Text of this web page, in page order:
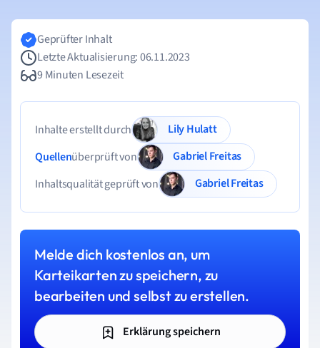
Geprüfter Inhalt
Letzte Aktualisierung: 06.11.2023
9 Minuten Lesezeit
Inhalte erstellt durch
Lily Hulatt
Quellenüberprüft von
Gabriel Freitas
Inhaltsqualität geprüft von
Gabriel Freitas
Melde dich kostenlos an, um
Karteikarten zu speichern, zu
bearbeiten und selbst zu erstellen.
Erklärung speichern